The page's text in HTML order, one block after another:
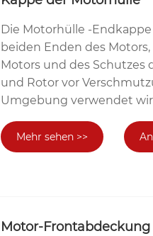
Die Motorhülle -
beiden Enden des
Motors und des Schutzes
und Rotor vor
Umgebung verwendet
Mehr sehen >>
Motor-Frontabdeckung